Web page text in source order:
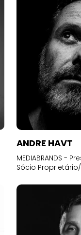
ANDRE HAVT
MEDIABRANDS -
Sócio